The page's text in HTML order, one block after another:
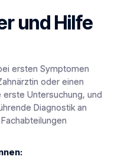
und Hilfe
ersten Symptomen
oder einen
Untersuchung, und
Diagnostik an